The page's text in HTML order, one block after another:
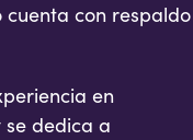
con respaldo
en
se dedica a